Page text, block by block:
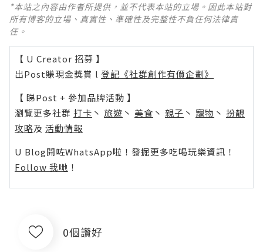
*本站之內容由作者所提供，並不代表本站的立場。因此本站對
所有博客的立場、真實性、準確性及完整性不負任何法律責
任。
【 U Creator 招募 】
出Post賺現金獎賞 l 登記《社群創作有價企劃》
【 睇Post + 參加品牌活動 】
瀏覽更多社群 打卡 丶 旅遊 丶 美食 丶 親子 丶 寵物 丶 扮靚
攻略及 活動情報
U Blog開咗WhatsApp啦！發掘更多吃喝玩樂資訊！
Follow 我哋 ！
0個讚好